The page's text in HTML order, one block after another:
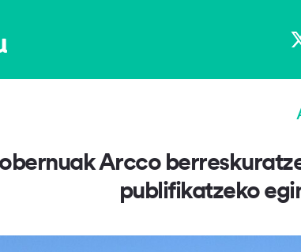
X
Arcco
publifikatzeko